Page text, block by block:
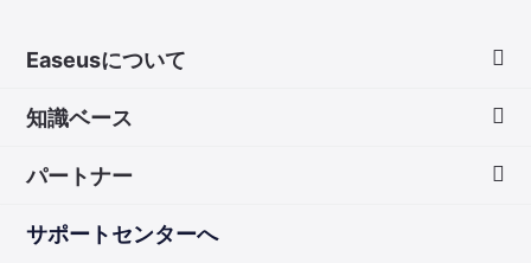
Easeusについて
お問い合わせ
知識ベース
パートナー
サポートセンターへ